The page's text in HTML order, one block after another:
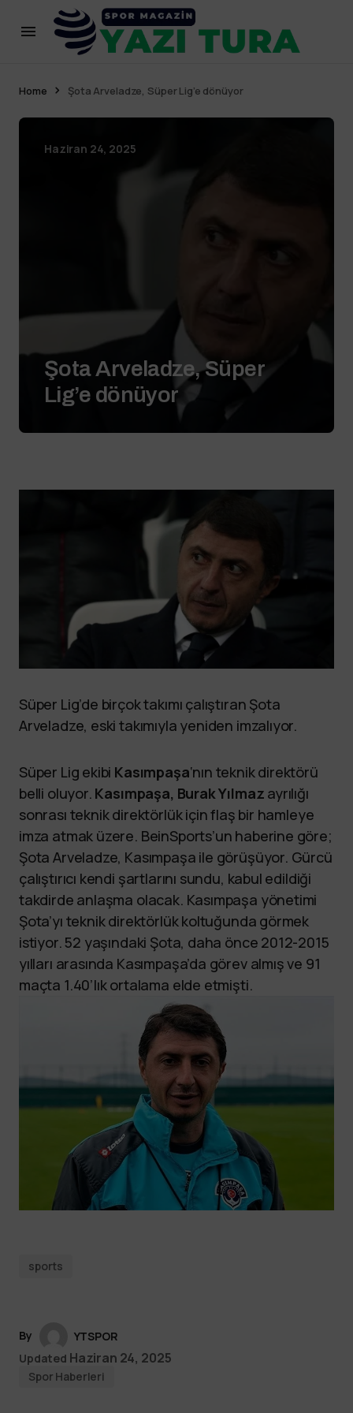
Home Şota Arveladze, Süper Lig’e dönüyor
Haziran 24, 2025
Şota Arveladze, Süper
Lig’e dönüyor
Süper Lig’de birçok takımı çalıştıran Şota
Arveladze, eski takımıyla yeniden imzalıyor.
Süper Lig ekibi Kasımpaşa‘nın teknik direktörü
belli oluyor. Kasımpaşa, Burak Yılmaz ayrılığı
sonrası teknik direktörlük için flaş bir hamleye
imza atmak üzere. BeinSports’un haberine göre;
Şota Arveladze, Kasımpaşa ile görüşüyor. Gürcü
çalıştırıcı kendi şartlarını sundu, kabul edildiği
takdirde anlaşma olacak. Kasımpaşa yönetimi
Şota’yı teknik direktörlük koltuğunda görmek
istiyor. 52 yaşındaki Şota, daha önce 2012-2015
yılları arasında Kasımpaşa’da görev almış ve 91
maçta 1.40’lık ortalama elde etmişti.
sports
By
YTSPOR
Updated Haziran 24, 2025
Spor Haberleri